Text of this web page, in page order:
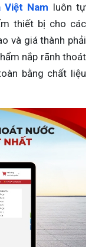
Việt Nam luôn tự
thiết bị cho các
và giá thành phải
nắp rãnh thoát
bằng chất liệu